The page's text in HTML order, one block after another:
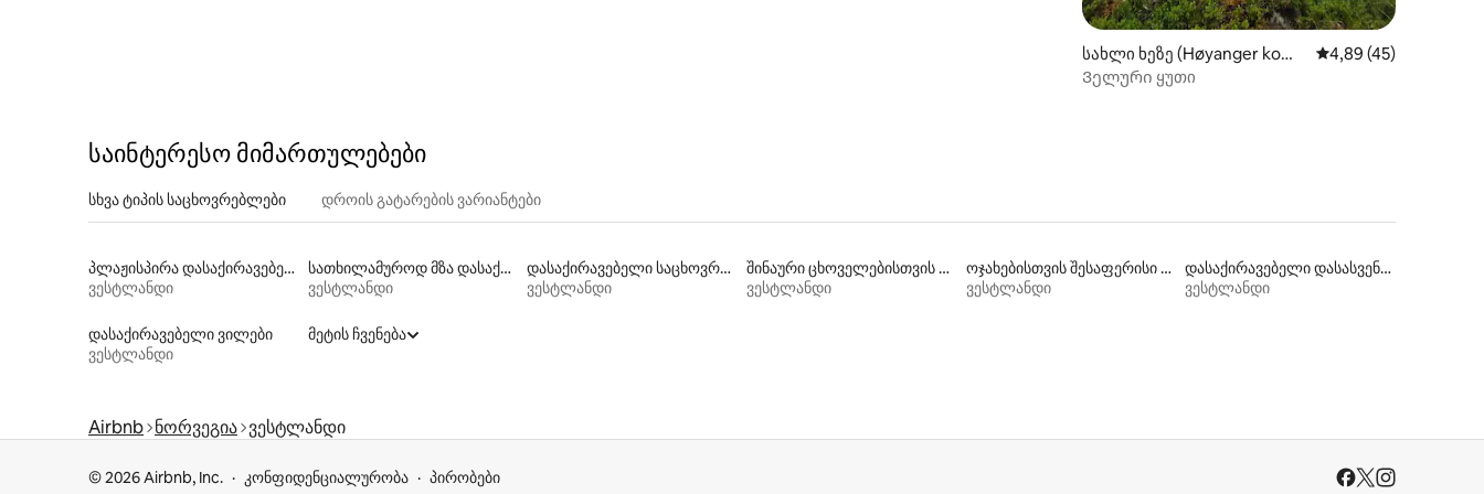
სახლი ხეზე (Høyanger kom
mune)
საშუალო შეფასებაა
4,89 (45)
Ველური ყუთი
საინტერესო მიმართულებები
სხვა ტიპის საცხოვრებლები დროის გატარების ვარიანტები
პლაჟისპირა დასაქირავებელი საცხოვრებლები
ვესტლანდი
სათხილამუროდ მზა დასაქირავებელი საცხოვრებლები
ვესტლანდი
დასაქირავებელი საცხოვრებლები საუზმით
ვესტლანდი
შინაური ცხოველებისთვის შესაფერისი დასაქირავებელი საცხოვრებლები
ვესტლანდი
ოჯახებისთვის შესაფერისი დასაქირავებელი საცხოვრებლები
ვესტლანდი
დასაქირავებელი დასასვენებელი საცხოვრებლები
ვესტლანდი
დასაქირავებელი ვილები
ვესტლანდი
მეტის ჩვენება
Airbnb ნორვეგია ვესტლანდი
© 2026 Airbnb, Inc. კონფიდენციალურობა პირობები